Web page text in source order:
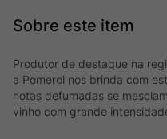
Produtor de destaque na
a Pomerol nos brinda com
notas defumadas se
vinho com grande